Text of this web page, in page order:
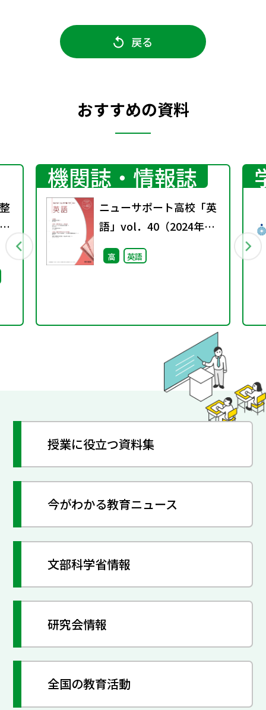
戻る
おすすめの資料
機関誌・情報誌
ニューサポート高校「英
語」vol．40（2024年秋
号）
高 英語
授業に役立つ資料集
今がわかる教育ニュース
文部科学省情報
研究会情報
全国の教育活動